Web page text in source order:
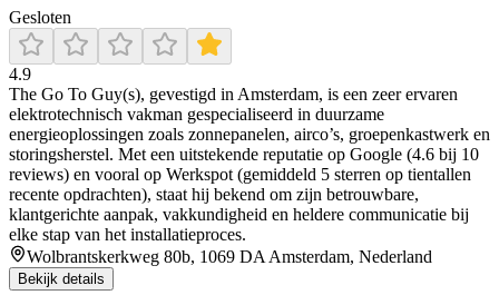
Gesloten
4.9
The Go To Guy(s), gevestigd in Amsterdam, is een zeer ervaren
elektrotechnisch vakman gespecialiseerd in duurzame
energieoplossingen zoals zonnepanelen, airco’s, groepenkastwerk en
storingsherstel. Met een uitstekende reputatie op Google (4.6 bij 10
reviews) en vooral op Werkspot (gemiddeld 5 sterren op tientallen
recente opdrachten), staat hij bekend om zijn betrouwbare,
klantgerichte aanpak, vakkundigheid en heldere communicatie bij
elke stap van het installatieproces.
Wolbrantskerkweg 80b, 1069 DA Amsterdam, Nederland
Bekijk details